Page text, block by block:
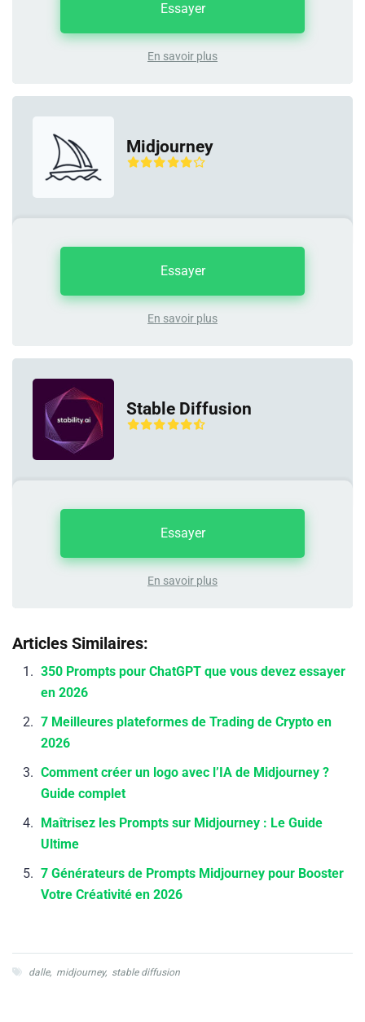
En savoir plus
Essayer
Midjourney
En savoir plus
Essayer
Stable Diffusion
En savoir plus
Essayer
Articles Similaires:
350 Prompts pour ChatGPT que vous devez essayer
en 2026
7 Meilleures plateformes de Trading de Crypto en
2026
Comment créer un logo avec l’IA de Midjourney ?
Guide complet
Maîtrisez les Prompts sur Midjourney : Le Guide
Ultime
7 Générateurs de Prompts Midjourney pour Booster
Votre Créativité en 2026
dalle, midjourney, stable diffusion